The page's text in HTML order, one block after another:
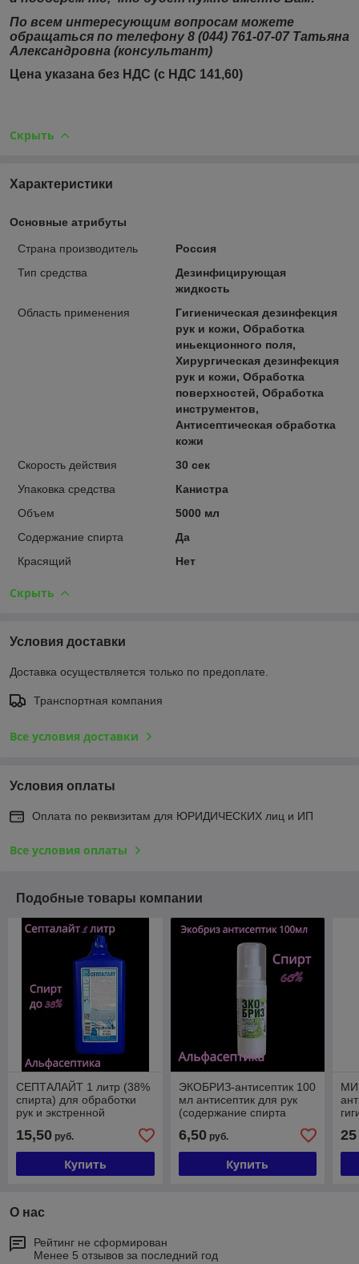
По всем интересующим вопросам можете
обращаться по телефону 8 (044) 761-07-07 Татьяна
Александровна (консультант)
Цена указана без НДС (с НДС 141,60)
Скрыть
Характеристики
Основные атрибуты
Страна производитель
Россия
Тип средства
Дезинфицирующая
жидкость
Область применения
Гигиеническая дезинфекция
рук и кожи, Обработка
иньекционного поля,
Хирургическая дезинфекция
рук и кожи, Обработка
поверхностей, Обработка
инструментов,
Антисептическая обработка
кожи
Скорость действия
30 сек
Упаковка средства
Канистра
Объем
5000 мл
Содержание спирта
Да
Красящий
Нет
Скрыть
Условия доставки
Доставка осуществляется только по предоплате.
Транспортная компания
Все условия доставки
Условия оплаты
Оплата по реквизитам для ЮРИДИЧЕСКИХ лиц и ИП
Все условия оплаты
Подобные товары компании
СЕПТАЛАЙТ 1 литр (38%
спирта) для обработки
рук и экстренной
поверхностей + 20% НДС
15,50 руб.
Купить
ЭКОБРИЗ-антисептик 100
мл антисептик для рук
(содержание спирта
более 60%) (+20% НДС)
6,50руб.
Купить
25
О нас
Рейтинг не сформирован
Менее 5 отзывов за последний год